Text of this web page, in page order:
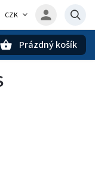
CZK
Prázdný košík